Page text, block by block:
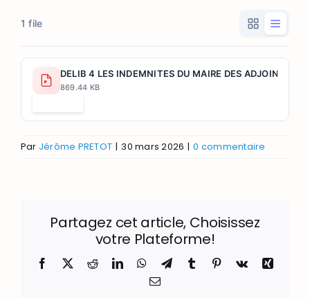
1 file
DELIB 4 LES INDEMNITES DU MAIRE DES ADJOINTS
869.44 KB
Par Jérôme PRETOT | 30 mars 2026 | 0 commentaire
Partagez cet article, Choisissez
votre Plateforme!
Facebook
X RedditLinkedInWhatsApp
TelegramTumblr Pinterest
Vk
Xing
Email